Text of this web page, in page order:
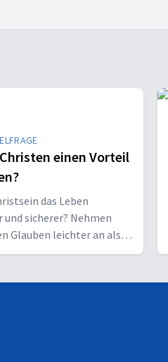
einen Vorteil
das Leben
und sicherer? Nehmen
Glauben leichter an als